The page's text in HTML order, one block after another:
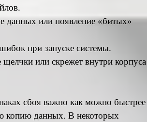
данных или появление «битых»
при запуске системы.
щелчки или скрежет внутри корпуса
сбоя важно как можно быстрее
копию данных. В некоторых